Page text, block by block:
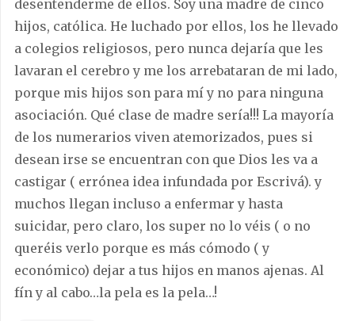
desentenderme de ellos. Soy una madre de cinco
hijos, católica. He luchado por ellos, los he llevado
a colegios religiosos, pero nunca dejaría que les
lavaran el cerebro y me los arrebataran de mi lado,
porque mis hijos son para mí y no para ninguna
asociación. Qué clase de madre sería!!! La mayoría
de los numerarios viven atemorizados, pues si
desean irse se encuentran con que Dios les va a
castigar ( errónea idea infundada por Escrivá). y
muchos llegan incluso a enfermar y hasta
suicidar, pero claro, los super no lo véis ( o no
queréis verlo porque es más cómodo ( y
económico) dejar a tus hijos en manos ajenas. Al
fín y al cabo…la pela es la pela…!